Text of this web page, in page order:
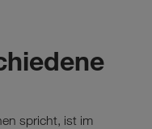
spricht, ist im